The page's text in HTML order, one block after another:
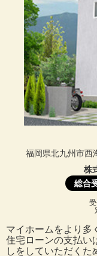
福岡県北九州市
株
総合
マイホームをより多
住宅ローンの支払い
しをしていただくた